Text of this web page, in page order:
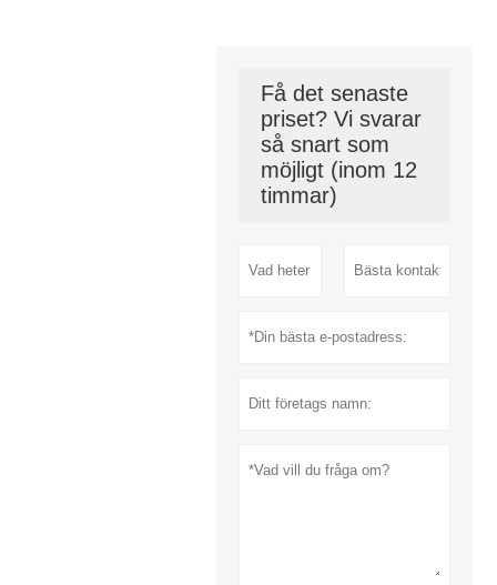
Få det senaste
priset? Vi svarar
så snart som
möjligt (inom 12
timmar)